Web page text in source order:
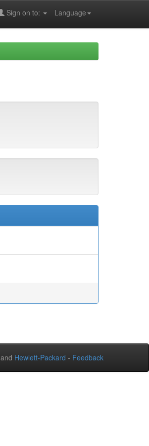
Language
Sign on to:
and Hewlett-Packard - Feedback